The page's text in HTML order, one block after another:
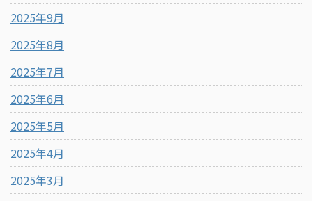
2025年9月
2025年8月
2025年7月
2025年6月
2025年5月
2025年4月
2025年3月